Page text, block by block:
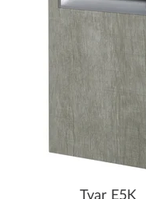
Tvar E5K